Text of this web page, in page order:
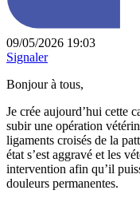
09/05/2026 19:03
Signaler
Bonjour à tous,
Je crée aujourd’hui cette
subir une opération
ligaments croisés de la
état s’est aggravé et les
intervention afin qu’il
douleurs permanentes.